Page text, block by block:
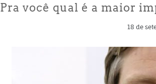
Pra você qual é a maior
18 de